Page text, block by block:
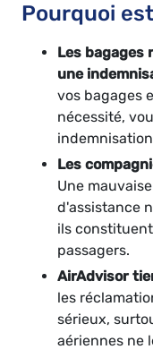
Pourquoi
Les bagages
une
vos bagages
nécessité,
Les
Une
d'assistance
ils
passagers.
AirAdvisor
les
sérieux,
aériennes ne